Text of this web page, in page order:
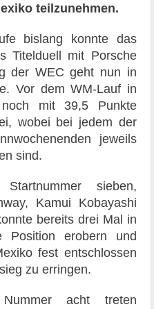
teilzunehmen.
bislang konnte das
Titelduell mit Porsche
der WEC geht nun in
Vor dem WM-Lauf in
mit 39,5 Punkte
wobei bei jedem der
jeweils
sind.
sieben,
Kamui Kobayashi
bereits drei Mal in
Position erobern und
fest entschlossen
zu erringen.
acht treten